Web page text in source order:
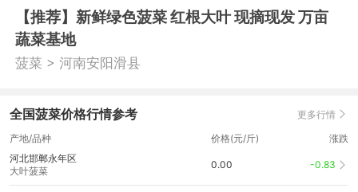
【推荐】新鲜绿色菠菜 红根大叶 现摘现发 万亩
蔬菜基地
菠菜 > 河南安阳滑县
全国菠菜价格行情参考 更多行情
产地/品种 价格(元/斤)
涨跌
河北邯郸永年区
大叶菠菜
0.00 -0.83